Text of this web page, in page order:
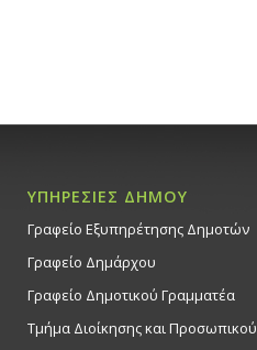
ΥΠΗΡΕΣΙΕΣ ΔΗΜΟΥ
Γραφείο Εξυπηρέτησης Δημοτών
Γραφείο Δημάρχου
Γραφείο Δημοτικού Γραμματέα
Τμήμα Διοίκησης και Προσωπικού